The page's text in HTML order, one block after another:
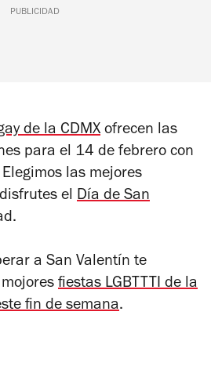
PUBLICIDAD
de la CDMX ofrecen las
para el 14 de febrero con
las mejores
el Día de San
a San Valentín te
fiestas LGBTTTI de la
fin de semana.